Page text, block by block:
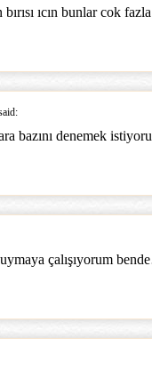
ıcın bunlar cok
bazını denemek
çalışıyorum